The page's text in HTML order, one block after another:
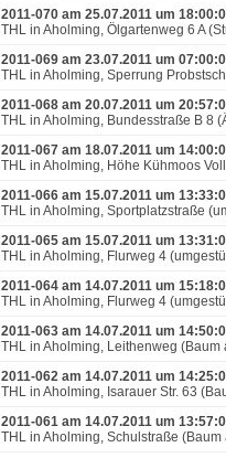
2011-070 am 25.07.2011 um
THL in Aholming, Ölgartenweg 6 A
2011-069 am 23.07.2011 um
THL in Aholming, Sperrung
2011-068 am 20.07.2011 um
THL in Aholming, Bundesstraße B 8
2011-067 am 18.07.2011 um
THL in Aholming, Höhe Kühmoos
2011-066 am 15.07.2011 um
THL in Aholming, Sportplatzstraße
2011-065 am 15.07.2011 um
THL in Aholming, Flurweg 4
2011-064 am 14.07.2011 um
THL in Aholming, Flurweg 4
2011-063 am 14.07.2011 um
THL in Aholming, Leithenweg (Baum
2011-062 am 14.07.2011 um
THL in Aholming, Isarauer Str. 63
2011-061 am 14.07.2011 um
THL in Aholming, Schulstraße